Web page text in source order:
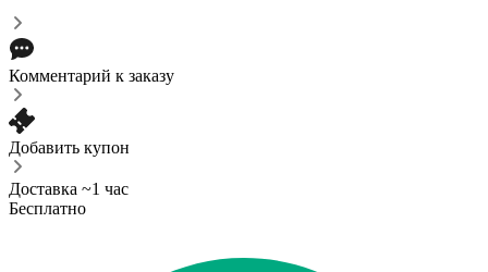
Комментарий к заказу
Добавить купон
Доставка ~1 час
Бесплатно